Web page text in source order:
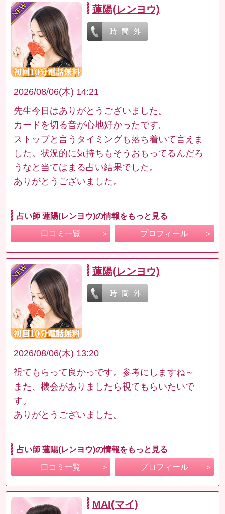
蓮陽(レンヨウ)
2026/08/06(木) 14:21
先生今日はありがとうございました。
カードを切る音が心地好かったです。
ストップと言うタイミングも落ち着いて言えま
した。状況的に気持ちもそうおもってるんだろ
うなと当てはまる占い結果でした。
ありがとうございました。
占い師 蓮陽(レンヨウ)の情報をもっと見る
口コミ一覧 プロフィール
蓮陽(レンヨウ)
2026/08/06(木) 13:20
視てもらって良かっです。参考にしますね～
また、機会がありましたら視てもらいたいで
す。
ありがとうございました。
占い師 蓮陽(レンヨウ)の情報をもっと見る
口コミ一覧 プロフィール
MAI(マイ)